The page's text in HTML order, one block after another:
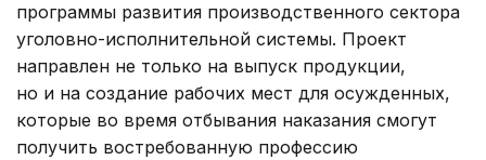
программы развития производственного сектора
уголовно-исполнительной системы. Проект
направлен не только на выпуск продукции,
но и на создание рабочих мест для осужденных,
которые во время отбывания наказания смогут
получить востребованную профессию